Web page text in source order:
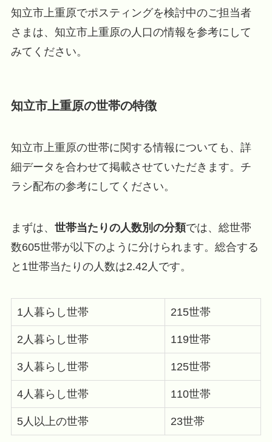
知立市上重原でポスティングを検討中のご担当者
さまは、知立市上重原の人口の情報を参考にして
みてください。
知立市上重原の世帯の特徴
知立市上重原の世帯に関する情報についても、詳
細データを合わせて掲載させていただきます。チ
ラシ配布の参考にしてください。
まずは、 世帯当たりの人数別の分類では、総世帯
数605世帯が以下のように分けられます。総合する
と1世帯当たりの人数は2.42人です。
1人暮らし世帯 215世帯
2人暮らし世帯 119世帯
3人暮らし世帯 125世帯
4人暮らし世帯 110世帯
5人以上の世帯 23世帯